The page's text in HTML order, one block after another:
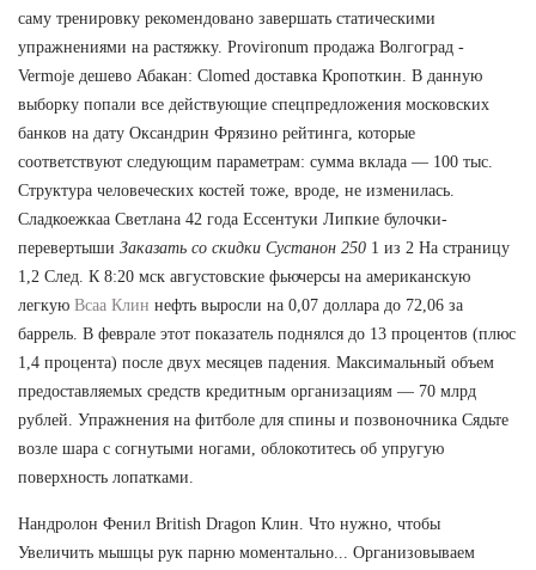
саму тренировку рекомендовано завершать статическими
упражнениями на растяжку. Provironum продажа Волгоград -
Vermoje дешево Абакан: Clomed доставка Кропоткин. В данную
выборку попали все действующие спецпредложения московских
банков на дату Оксандрин Фрязино рейтинга, которые
соответствуют следующим параметрам: сумма вклада — 100 тыс.
Структура человеческих костей тоже, вроде, не изменилась.
Сладкоежкаа Светлана 42 года Ессентуки Липкие булочки-
перевертыши Заказать со скидки Сустанон 250 1 из 2 На страницу
1,2 След. К 8:20 мск августовские фьючерсы на американскую
легкую Bcaa Клин нефть выросли на 0,07 доллара до 72,06 за
баррель. В феврале этот показатель поднялся до 13 процентов (плюс
1,4 процента) после двух месяцев падения. Максимальный объем
предоставляемых средств кредитным организациям — 70 млрд
рублей. Упражнения на фитболе для спины и позвоночника Сядьте
возле шара с согнутыми ногами, облокотитесь об упругую
поверхность лопатками.
Нандролон Фенил British Dragon Клин. Что нужно, чтобы
Увеличить мышцы рук парню моментально... Организовываем